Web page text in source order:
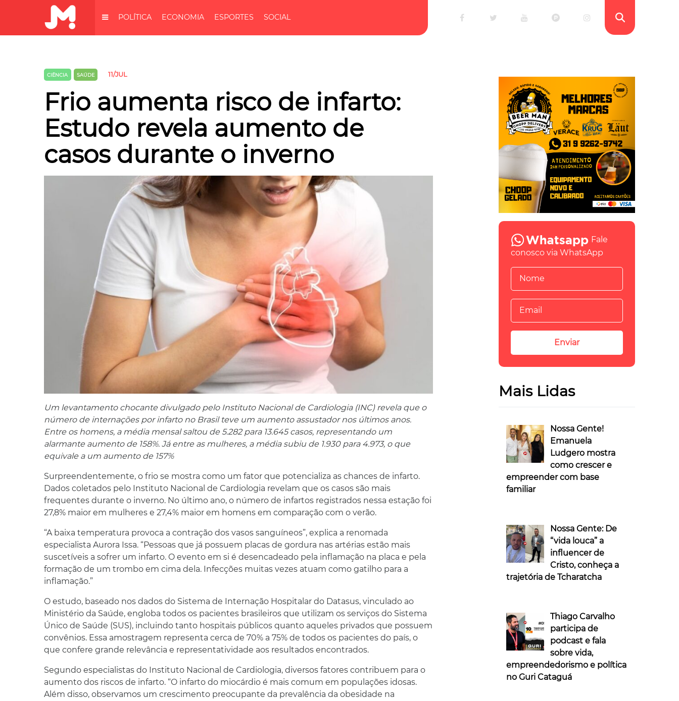
POLÍTICA ECONOMIA ESPORTES SOCIAL
CIÊNCIA SAÚDE 11/JUL
Frio aumenta risco de infarto:
Estudo revela aumento de
casos durante o inverno
Um levantamento chocante divulgado pelo Instituto Nacional de Cardiologia (INC) revela que o
número de internações por infarto no Brasil teve um aumento assustador nos últimos anos.
Entre os homens, a média mensal saltou de 5.282 para 13.645 casos, representando um
alarmante aumento de 158%. Já entre as mulheres, a média subiu de 1.930 para 4.973, o que
equivale a um aumento de 157%
Surpreendentemente, o frio se mostra como um fator que potencializa as chances de infarto.
Dados coletados pelo Instituto Nacional de Cardiologia revelam que os casos são mais
frequentes durante o inverno. No último ano, o número de infartos registrados nessa estação foi
27,8% maior em mulheres e 27,4% maior em homens em comparação com o verão.
“A baixa temperatura provoca a contração dos vasos sanguíneos”, explica a renomada
especialista Aurora Issa. “Pessoas que já possuem placas de gordura nas artérias estão mais
suscetíveis a sofrer um infarto. O evento em si é desencadeado pela inflamação na placa e pela
formação de um trombo em cima dela. Infecções muitas vezes atuam como gatilho para a
inflamação.”
O estudo, baseado nos dados do Sistema de Internação Hospitalar do Datasus, vinculado ao
Ministério da Saúde, engloba todos os pacientes brasileiros que utilizam os serviços do Sistema
Único de Saúde (SUS), incluindo tanto hospitais públicos quanto aqueles privados que possuem
convênios. Essa amostragem representa cerca de 70% a 75% de todos os pacientes do país, o
que confere grande relevância e representatividade aos resultados encontrados.
Segundo especialistas do Instituto Nacional de Cardiologia, diversos fatores contribuem para o
aumento dos riscos de infarto. “O infarto do miocárdio é mais comum em populações idosas.
Além disso, observamos um crescimento preocupante da prevalência da obesidade na
Fale
conosco via WhatsApp
Mais Lidas
Nossa Gente!
Emanuela
Ludgero mostra
como crescer e
empreender com base
familiar
Nossa Gente: De
“vida louca” a
influencer de
Cristo, conheça a
trajetória de Tcharatcha
Thiago Carvalho
participa de
podcast e fala
sobre vida,
empreendedorismo e política
no Guri Cataguá